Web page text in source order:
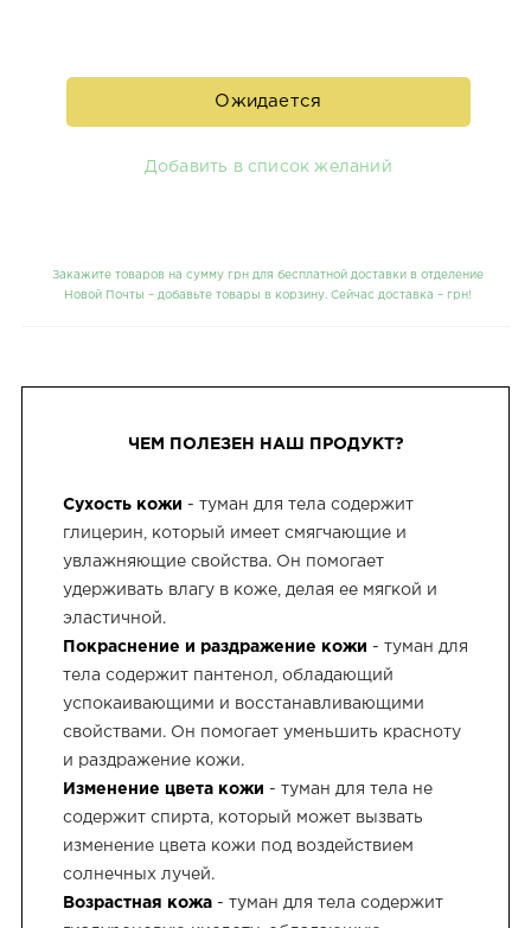
Ожидается
Добавить в список желаний
Закажите товаров на сумму грн для бесплатной доставки в отделение
Новой Почты – добавьте товары в корзину. Сейчас доставка – грн!
ЧЕМ ПОЛЕЗЕН НАШ ПРОДУКТ?
Сухость кожи - туман для тела содержит
глицерин, который имеет смягчающие и
увлажняющие свойства. Он помогает
удерживать влагу в коже, делая ее мягкой и
эластичной.
Покраснение и раздражение кожи - туман для
тела содержит пантенол, обладающий
успокаивающими и восстанавливающими
свойствами. Он помогает уменьшить красноту
и раздражение кожи.
Изменение цвета кожи - туман для тела не
содержит спирта, который может вызвать
изменение цвета кожи под воздействием
солнечных лучей.
Возрастная кожа- туман для тела содержит